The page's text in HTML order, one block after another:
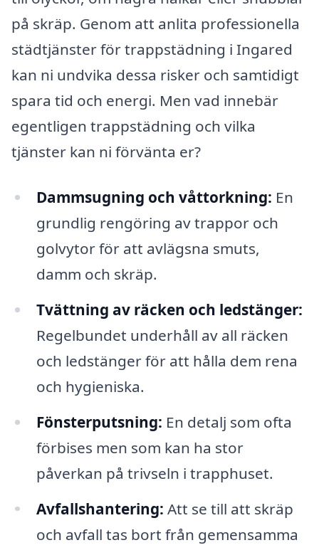
på skräp. Genom att anlita professionella
städtjänster för trappstädning i Ingared
kan ni undvika dessa risker och samtidigt
spara tid och energi. Men vad innebär
egentligen trappstädning och vilka
tjänster kan ni förvänta er?
Dammsugning och våttorkning: En
grundlig rengöring av trappor och
golvytor för att avlägsna smuts,
damm och skräp.
Tvättning av räcken och ledstänger:
Regelbundet underhåll av all räcken
och ledstänger för att hålla dem rena
och hygieniska.
Fönsterputsning: En detalj som ofta
förbises men som kan ha stor
påverkan på trivseln i trapphuset.
Avfallshantering: Att se till att skräp
och avfall tas bort från gemensamma